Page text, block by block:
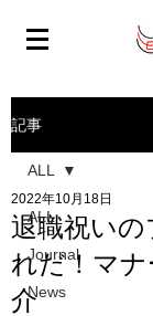
記事
ALL
Journal
News
ALL
退職祝いの
れだ！マ
介
2022年10月18日